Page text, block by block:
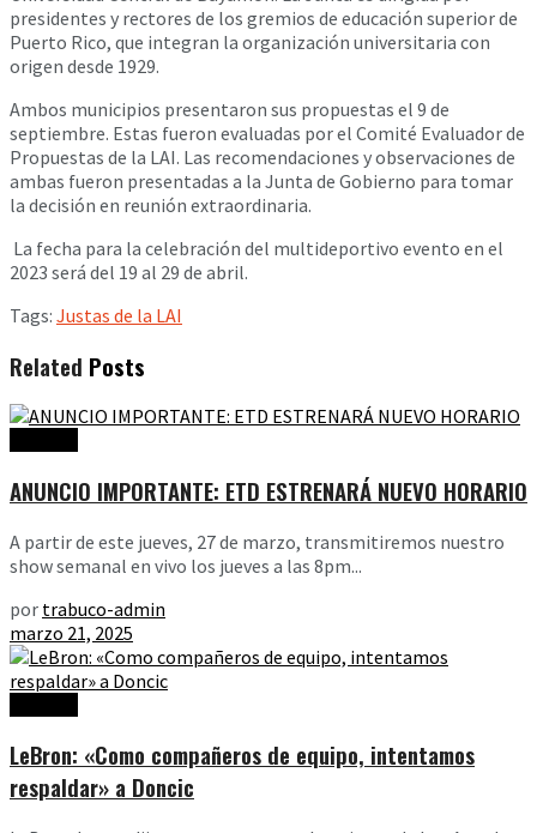
presidentes y rectores de los gremios de educación superior de
Puerto Rico, que integran la organización universitaria con
origen desde 1929.
Ambos municipios presentaron sus propuestas el 9 de
septiembre. Estas fueron evaluadas por el Comité Evaluador de
Propuestas de la LAI. Las recomendaciones y observaciones de
ambas fueron presentadas a la Junta de Gobierno para tomar
la decisión en reunión extraordinaria.
La fecha para la celebración del multideportivo evento en el
2023 será del 19 al 29 de abril.
Tags: Justas de la LAI
Related Posts
ANUNCIO IMPORTANTE: ETD ESTRENARÁ NUEVO HORARIO
A partir de este jueves, 27 de marzo, transmitiremos nuestro
show semanal en vivo los jueves a las 8pm...
por trabuco-admin
marzo 21, 2025
LeBron: «Como compañeros de equipo, intentamos
respaldar» a Doncic